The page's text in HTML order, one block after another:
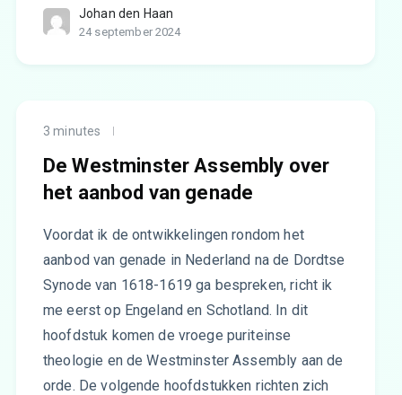
Johan den Haan
24 september 2024
3 minutes
De Westminster Assembly over
het aanbod van genade
Voordat ik de ontwikkelingen rondom het
aanbod van genade in Nederland na de Dordtse
Synode van 1618-1619 ga bespreken, richt ik
me eerst op Engeland en Schotland. In dit
hoofdstuk komen de vroege puriteinse
theologie en de Westminster Assembly aan de
orde. De volgende hoofdstukken richten zich